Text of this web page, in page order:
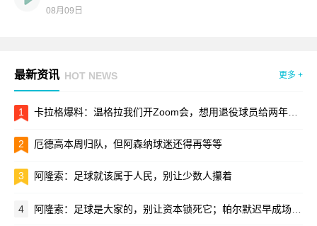
08月09日
最新资讯 HOT NEWS 更多 +
1 卡拉格爆料：温格拉我们开Zoom会，想用退役球员给两年一届世界杯站台
2 厄德高本周归队，但阿森纳球迷还得再等等
3 阿隆索：足球就该属于人民，别让少数人攥着
4 阿隆索：足球是大家的，别让资本锁死它；帕尔默迟早成场上领袖